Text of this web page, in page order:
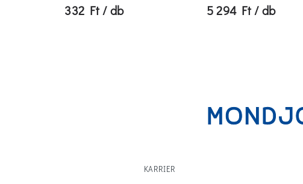
332 Ft / db 5 294 Ft / db
KARRIER